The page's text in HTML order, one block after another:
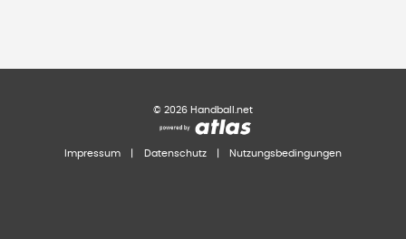
© 2026 Handball.net
Impressum Datenschutz Nutzungsbedingungen